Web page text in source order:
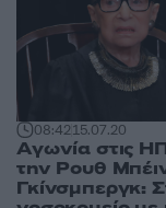
08:4215.07.20
Αγωνία στις
την Ρουθ
Γκίνσμπεργκ: